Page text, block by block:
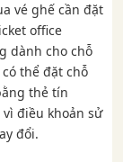
vé ghế cần đặt
office
dành cho chỗ
thể đặt chỗ
thẻ tín
điều khoản sử
đổi.